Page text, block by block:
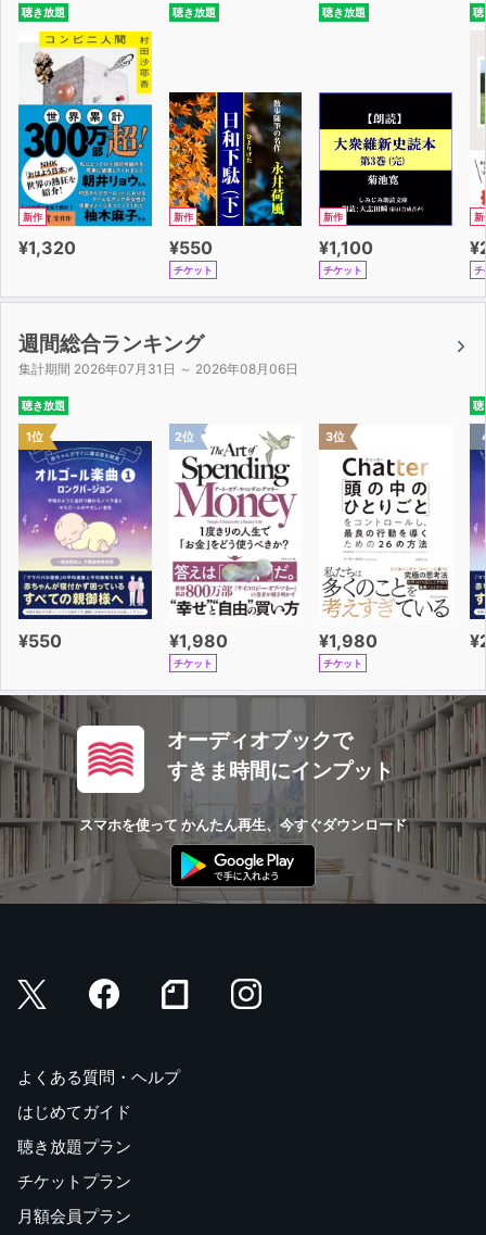
聴き放題
新作
¥1,320
聴き放題
新作
¥550
チケット
聴き放題
新作
¥1,100
チケット
聴
新
チ
週間総合ランキング
集計期間 2026年07月31日 ～ 2026年08月06日
聴き放題
1位
¥550
2位
¥1,980
チケット
3位
¥1,980
チケット
聴
オーディオブックで
すきま時間にインプット
スマホを使って かんたん再生、今すぐダウンロード
よくある質問・ヘルプ
はじめてガイド
聴き放題プラン
チケットプラン
月額会員プラン